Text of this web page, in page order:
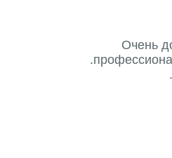
Очень